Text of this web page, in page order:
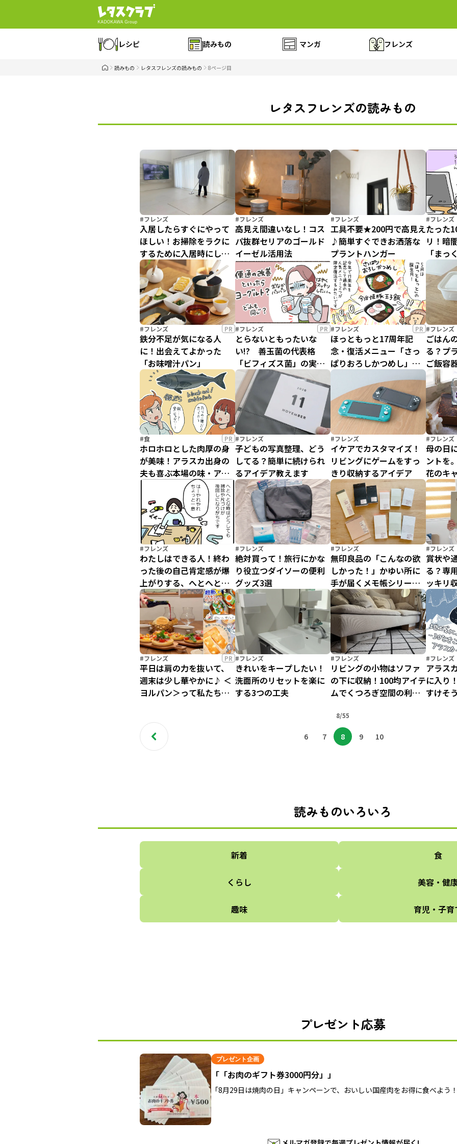
レシピ 読みもの マンガ フレンズ
読みもの レタスフレンズの読みもの 8ページ目
レタスフレンズの読みもの
#フレンズ
入居したらすぐにやって
ほしい！お掃除をラクに
するために入居時にした6
つのこと
#フレンズ
高見え間違いなし！コス
パ抜群セリアのゴールド
イーゼル活用法
#フレンズ
工具不要★200円で高見え
♪簡単すぐできお洒落な
プラントハンガー
#フレンズ
たった
リ！暗
「まっ
気分一
セット
回】
PR
#フレンズ
鉄分不足が気になる人
に！出会えてよかった
「お味噌汁パン」
PR
#フレンズ
とらないともったいな
い!? 善玉菌の代表格
「ビフィズス菌」の実力
がすごかった！
PR
#フレンズ
ほっともっと17周年記
念・復活メニュー「さっ
ぱりおろしかつめし」
「今治焼豚玉子飯」の開
発秘話をのぞき見！
#フレンズ
ごはん
る？プ
ご飯容
PR
#食
ホロホロとした肉厚の身
が美味！アラスカ出身の
夫も喜ぶ本場の味・アラ
スカ産天然銀だらレシピ
#フレンズ
子どもの写真整理、どう
してる？簡単に続けられ
るアイデア教えます
#フレンズ
イケアでカスタマイズ！
リビングにゲームをすっ
きり収納するアイデア
#フレンズ
母の日
ントを
花のキ
を作ろ
#フレンズ
わたしはできる人！終わ
った後の自己肯定感が爆
上がりする、へとへと時
の大掃除【へとへとリセ
ットリレー連載 第1回】
#フレンズ
絶対買って！旅行にかな
り役立つダイソーの便利
グッズ3選
#フレンズ
無印良品の「こんなの欲
しかった！」かゆい所に
手が届くメモ帳シリーズ
のご紹介
#フレンズ
賞状や
る？専
ッキリ
PR
#フレンズ
平日は肩の力を抜いて、
週末は少し華やかに♪ ＜
ヨルパン＞って私たちに
#フレンズ
きれいをキープしたい！
洗面所のリセットを楽に
する3つの工夫
#フレンズ
リビングの小物はソファ
の下に収納！100均アイテ
ムでくつろぎ空間の利便
#フレンズ
アラス
に入り
すけそ
8/55
6 7 8 9 10
読みものいろいろ
新着 食
くらし 美容・健
趣味 育児・子育
プレゼント応募
プレゼント企画
「「お肉のギフト券3000円分」」
「8月29日は焼肉の日」キャンペーンで、おいしい国産肉をお得に食べよう